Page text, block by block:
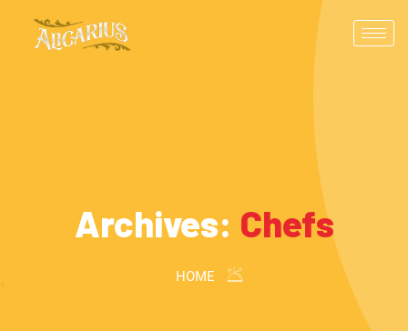
Archives: Chefs
HOME